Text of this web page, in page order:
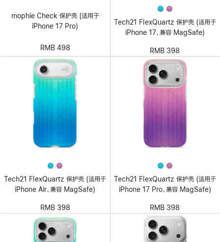
mophie Check 保护壳 (适用于
iPhone 17 Pro)
RMB 498
Tech21 FlexQuartz 保护壳 (适用于
iPhone 17，兼容 MagSafe)
RMB 398
Tech21 FlexQuartz 保护壳 (适用于
iPhone Air，兼容 MagSafe)
RMB 398
Tech21 FlexQuartz 保护壳 (适用于
iPhone 17 Pro，兼容 MagSafe)
RMB 398